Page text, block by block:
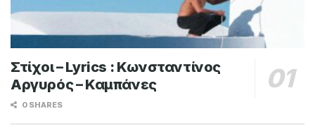
Στίχοι – Lyrics : Κωνσταντίνος
Αργυρός – Καμπάνες
0 SHARES